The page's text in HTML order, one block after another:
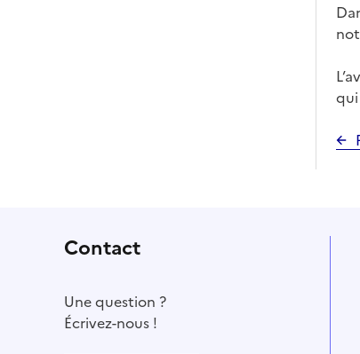
Contact
Une question ?
Écrivez-nous !